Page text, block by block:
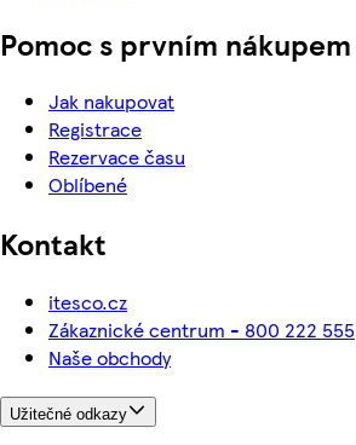
Pomoc s prvním nákupem
Jak nakupovat
Registrace
Rezervace času
Oblíbené
Kontakt
itesco.cz
Zákaznické centrum - 800 222 555
Naše obchody
Užitečné odkazy